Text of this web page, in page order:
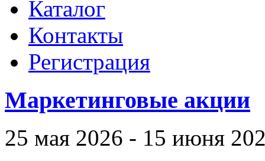
Каталог
Контакты
Регистрация
Маркетинговые акции
25 мая 2026 - 15 июня